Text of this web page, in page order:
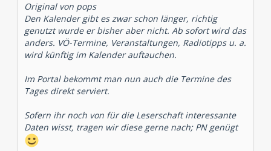
Original von pops
Den Kalender gibt es zwar schon länger, richtig
genutzt wurde er bisher aber nicht. Ab sofort wird das
anders. VÖ-Termine, Veranstaltungen, Radiotipps u. a.
wird künftig im Kalender auftauchen.
Im Portal bekommt man nun auch die Termine des
Tages direkt serviert.
Sofern ihr noch von für die Leserschaft interessante
Daten wisst, tragen wir diese gerne nach; PN genügt